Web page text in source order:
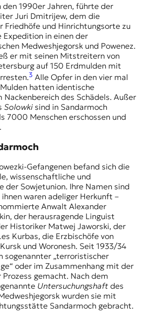
den 1990er Jahren, führte der
Juri Dmitrijew, dem die
Friedhöfe und Hinrichtungsorte zu
Expedition in einen der
Medweshjegorsk und Powenez.
er mit seinen Mitstreitern von
auf 150 Erdmulden mit
3 Alle Opfer in den vier mal
hatten identische
Nackenbereich des Schädels. Außer
Solowkisind in Sandarmoch
7000 Menschen erschossen und
Gefangenen befand sich die
wissenschaftliche und
der Sowjetunion. Ihre Namen sind
waren adeliger Herkunft –
Anwalt Alexander
der herausragende Linguist
Historiker Matwej Jaworski, der
Kurbas, die Erzbischöfe von
und Woronesh. Seit 1933/34
sogenannter „terroristischer
oder im Zusammenhang mit der
Prozess gemacht. Nach dem
Untersuchungshaft des
wurden sie mit
Sandarmoch gebracht.